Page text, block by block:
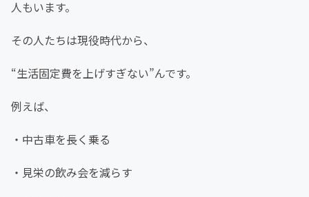
人もいます。
その人たちは現役時代から、
“生活固定費を上げすぎない”んです。
例えば、
・中古車を長く乗る
・見栄の飲み会を減らす